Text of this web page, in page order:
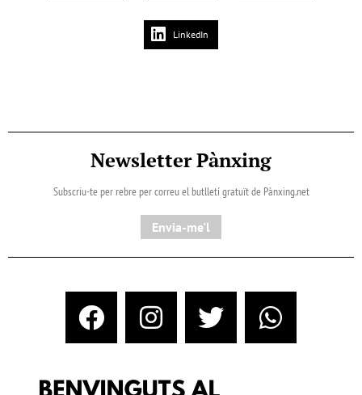
LinkedIn
Newsletter Pànxing
Subscriu-te per rebre per correu el butlletí gratuït de Pànxing.net​
Envia-me'l